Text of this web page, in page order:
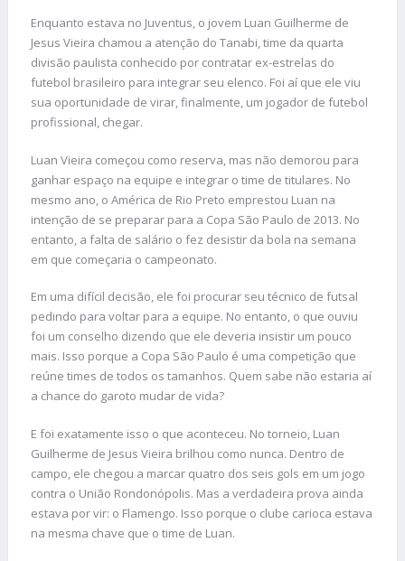
Enquanto estava no Juventus, o jovem Luan Guilherme de
Jesus Vieira chamou a atenção do Tanabi, time da quarta
divisão paulista conhecido por contratar ex-estrelas do
futebol brasileiro para integrar seu elenco. Foi aí que ele viu
sua oportunidade de virar, finalmente, um jogador de futebol
profissional, chegar.
Luan Vieira começou como reserva, mas não demorou para
ganhar espaço na equipe e integrar o time de titulares. No
mesmo ano, o América de Rio Preto emprestou Luan na
intenção de se preparar para a Copa São Paulo de 2013. No
entanto, a falta de salário o fez desistir da bola na semana
em que começaria o campeonato.
Em uma difícil decisão, ele foi procurar seu técnico de futsal
pedindo para voltar para a equipe. No entanto, o que ouviu
foi um conselho dizendo que ele deveria insistir um pouco
mais. Isso porque a Copa São Paulo é uma competição que
reúne times de todos os tamanhos. Quem sabe não estaria aí
a chance do garoto mudar de vida?
E foi exatamente isso o que aconteceu. No torneio, Luan
Guilherme de Jesus Vieira brilhou como nunca. Dentro de
campo, ele chegou a marcar quatro dos seis gols em um jogo
contra o União Rondonópolis. Mas a verdadeira prova ainda
estava por vir: o Flamengo. Isso porque o clube carioca estava
na mesma chave que o time de Luan.